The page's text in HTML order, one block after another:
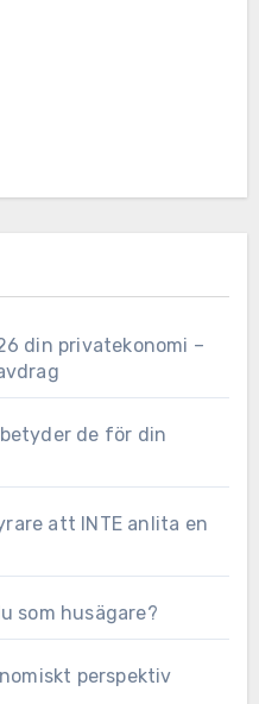
din privatekonomi –
de för din
att INTE anlita en
som husägare?
perspektiv